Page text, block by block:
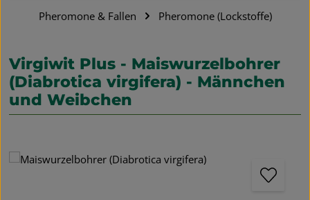
Pheromone & Fallen Pheromone (Lockstoffe)
Virgiwit Plus - Maiswurzelbohrer
(Diabrotica virgifera) - Männchen
und Weibchen
Bildergalerie überspringen